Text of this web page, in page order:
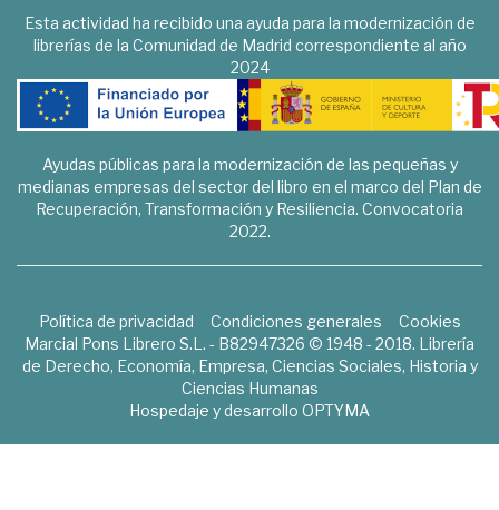
Esta actividad ha recibido una ayuda para la modernización de
librerías de la Comunidad de Madrid correspondiente al año
2024
Ayudas públicas para la modernización de las pequeñas y
medianas empresas del sector del libro en el marco del Plan de
Recuperación, Transformación y Resiliencia. Convocatoria
2022.
Política de privacidad Condiciones generales
Cookies
Marcial Pons Librero S.L. - B82947326 © 1948 - 2018. Librería
de Derecho, Economía, Empresa, Ciencias Sociales, Historia y
Ciencias Humanas
Hospedaje y desarrollo OPTYMA